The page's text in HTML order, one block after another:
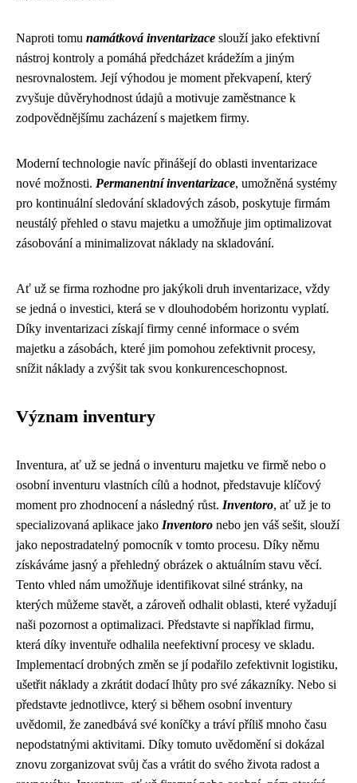
Naproti tomu namátková inventarizace slouží jako efektivní
nástroj kontroly a pomáhá předcházet krádežím a jiným
nesrovnalostem. Její výhodou je moment překvapení, který
zvyšuje důvěryhodnost údajů a motivuje zaměstnance k
zodpovědnějšímu zacházení s majetkem firmy.
Moderní technologie navíc přinášejí do oblasti inventarizace
nové možnosti. Permanentní inventarizace, umožněná systémy
pro kontinuální sledování skladových zásob, poskytuje firmám
neustálý přehled o stavu majetku a umožňuje jim optimalizovat
zásobování a minimalizovat náklady na skladování.
Ať už se firma rozhodne pro jakýkoli druh inventarizace, vždy
se jedná o investici, která se v dlouhodobém horizontu vyplatí.
Díky inventarizaci získají firmy cenné informace o svém
majetku a zásobách, které jim pomohou zefektivnit procesy,
snížit náklady a zvýšit tak svou konkurenceschopnost.
Význam inventury
Inventura, ať už se jedná o inventuru majetku ve firmě nebo o
osobní inventuru vlastních cílů a hodnot, představuje klíčový
moment pro zhodnocení a následný růst. Inventoro, ať už je to
specializovaná aplikace jako Inventoro nebo jen váš sešit, slouží
jako nepostradatelný pomocník v tomto procesu. Díky němu
získáváme jasný a přehledný obrázek o aktuálním stavu věcí.
Tento vhled nám umožňuje identifikovat silné stránky, na
kterých můžeme stavět, a zároveň odhalit oblasti, které vyžadují
naši pozornost a optimalizaci. Představte si například firmu,
která díky inventuře odhalila neefektivní procesy ve skladu.
Implementací drobných změn se jí podařilo zefektivnit logistiku,
ušetřit náklady a zkrátit dodací lhůty pro své zákazníky. Nebo si
představte jednotlivce, který si během osobní inventury
uvědomil, že zanedbává své koníčky a tráví příliš mnoho času
nepodstatnými aktivitami. Díky tomuto uvědomění si dokázal
znovu zorganizovat svůj čas a vrátit do svého života radost a